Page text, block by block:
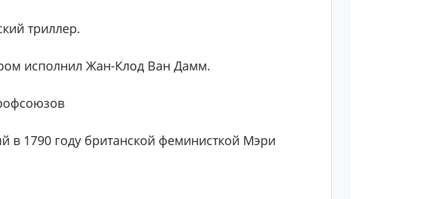
триллер.
исполнил Жан-Клод Ван Дамм.
в 1790 году британской феминисткой Мэри